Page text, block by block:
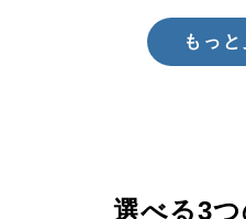
もっと
選べる3